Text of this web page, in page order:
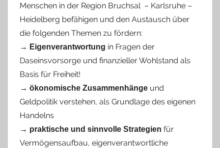
Menschen in der Region Bruchsal – Karlsruhe –
Heidelberg befähigen und den Austausch über
die folgenden Themen zu fördern:
→ Eigenverantwortung in Fragen der
Daseinsvorsorge und finanzieller Wohlstand als
Basis für Freiheit!
→ ökonomische Zusammenhänge und
Geldpolitik verstehen, als Grundlage des eigenen
Handelns
→ praktische und sinnvolle Strategien für
Vermögensaufbau, eigenverantwortliche